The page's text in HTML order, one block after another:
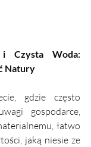
i Czysta Woda:
Natury
gdzie często
gospodarce,
łatwo
jaką niesie ze